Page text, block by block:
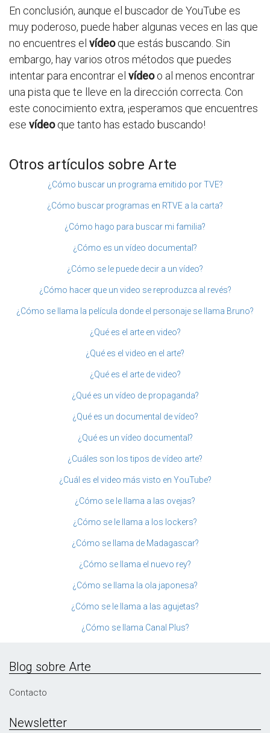
En conclusión, aunque el buscador de YouTube es
muy poderoso, puede haber algunas veces en las que
no encuentres el vídeoque estás buscando. Sin
embargo, hay varios otros métodos que puedes
intentar para encontrar el vídeoo al menos encontrar
una pista que te lleve en la dirección correcta. Con
este conocimiento extra, ¡esperamos que encuentres
ese vídeoque tanto has estado buscando!
Otros artículos sobre Arte
¿Cómo buscar un programa emitido por TVE?
¿Cómo buscar programas en RTVE a la carta?
¿Cómo hago para buscar mi familia?
¿Cómo es un vídeo documental?
¿Cómo se le puede decir a un vídeo?
¿Cómo hacer que un video se reproduzca al revés?
¿Cómo se llama la película donde el personaje se llama Bruno?
¿Qué es el arte en video?
¿Qué es el video en el arte?
¿Qué es el arte de video?
¿Qué es un vídeo de propaganda?
¿Qué es un documental de vídeo?
¿Qué es un vídeo documental?
¿Cuáles son los tipos de vídeo arte?
¿Cuál es el video más visto en YouTube?
¿Cómo se le llama a las ovejas?
¿Cómo se le llama a los lockers?
¿Cómo se llama de Madagascar?
¿Cómo se llama el nuevo rey?
¿Cómo se llama la ola japonesa?
¿Cómo se le llama a las agujetas?
¿Cómo se llama Canal Plus?
Blog sobre Arte
Contacto
Newsletter